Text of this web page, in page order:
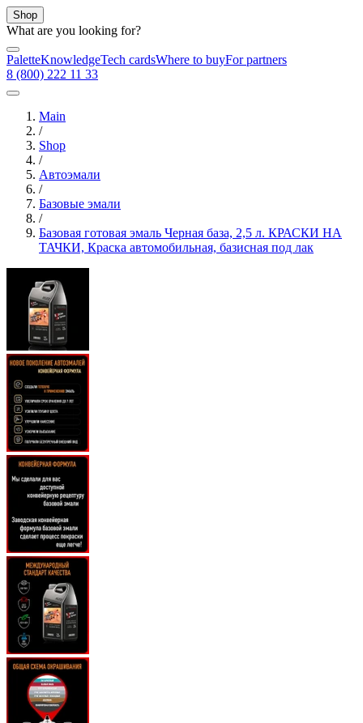
Shop
What are you looking for?
PaletteKnowledgeTech cardsWhere to buyFor partners
8 (800) 222 11 33
Main
/
Shop
/
Автоэмали
/
Базовые эмали
/
Базовая готовая эмаль Черная база, 2,5 л. КРАСКИ НА
ТАЧКИ, Краска автомобильная, базисная под лак